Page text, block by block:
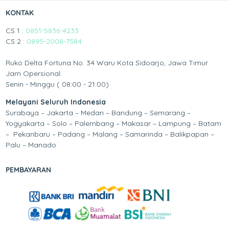
KONTAK
CS 1 : 0851-5836-4233
CS 2 : 0895-2008-7584
Ruko Delta Fortuna No. 34 Waru Kota Sidoarjo, Jawa Timur
Jam Opersional:
Senin - Minggu ( 08:00 - 21:00)
Melayani Seluruh Indonesia
Surabaya – Jakarta – Medan – Bandung – Semarang –
Yogyakarta – Solo – Palembang – Makasar – Lampung – Batam
– Pekanbaru – Padang – Malang – Samarinda – Balikpapan –
Palu – Manado
PEMBAYARAN